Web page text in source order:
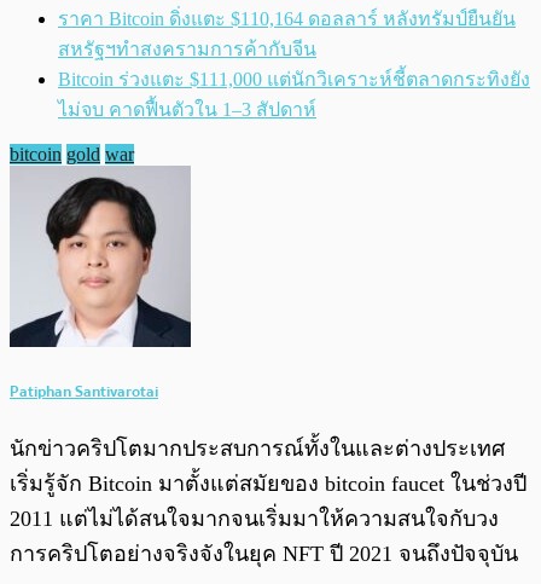
ราคา Bitcoin ดิ่งแตะ $110,164 ดอลลาร์ หลังทรัมป์ยืนยัน
สหรัฐฯทำสงครามการค้ากับจีน
Bitcoin ร่วงแตะ $111,000 แต่นักวิเคราะห์ชี้ตลาดกระทิงยัง
ไม่จบ คาดฟื้นตัวใน 1–3 สัปดาห์
bitcoin gold war
Patiphan Santivarotai
นักข่าวคริปโตมากประสบการณ์ทั้งในและต่างประเทศ
เริ่มรู้จัก Bitcoin มาตั้งแต่สมัยของ bitcoin faucet ในช่วงปี
2011 แต่ไม่ได้สนใจมากจนเริ่มมาให้ความสนใจกับวง
การคริปโตอย่างจริงจังในยุค NFT ปี 2021 จนถึงปัจจุบัน